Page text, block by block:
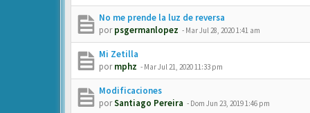
No me prende la luz de reversa
porpsgermanlopez - Mar Jul 28, 2020 1:41 am
Mi Zetilla
pormphz - Mar Jul 21, 2020 11:33 pm
Modificaciones
porSantiago Pereira - Dom Jun 23, 2019 1:46 pm